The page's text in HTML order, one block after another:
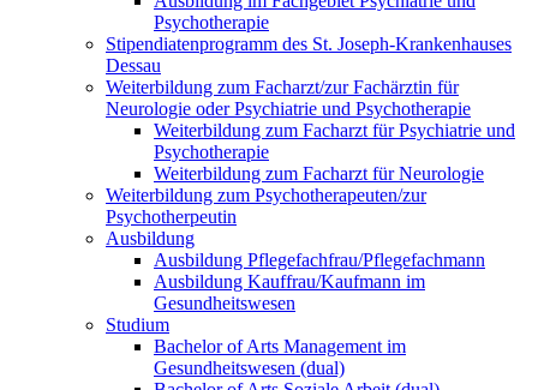
Psychotherapie
Stipendiatenprogramm des St. Joseph-Krankenhauses
Dessau
Weiterbildung zum Facharzt/zur Fachärztin für
Neurologie oder Psychiatrie und Psychotherapie
Weiterbildung zum Facharzt für Psychiatrie und
Psychotherapie
Weiterbildung zum Facharzt für Neurologie
Weiterbildung zum Psychotherapeuten/zur
Psychotherpeutin
Ausbildung
Ausbildung Pflegefachfrau/Pflegefachmann
Ausbildung Kauffrau/Kaufmann im
Gesundheitswesen
Studium
Bachelor of Arts Management im
Gesundheitswesen (dual)